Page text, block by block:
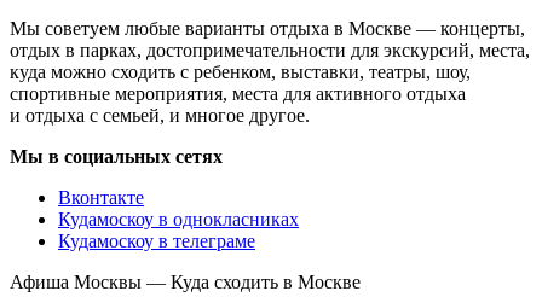
Мы советуем любые варианты отдыха в Москве — концерты,
отдых в парках, достопримечательности для экскурсий, места,
куда можно сходить с ребенком, выставки, театры, шоу,
спортивные мероприятия, места для активного отдыха
и отдыха с семьей, и многое другое.
Мы в социальных сетях
Вконтакте
Кудамоскоу в однокласниках
Кудамоскоу в телеграме
Афиша Москвы — Куда сходить в Москве